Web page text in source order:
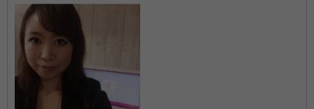
っています。 代表の松田昌訓（まつだまさくに）先生は、
琉球大学を卒業した後に東京へ上京。企業支援の仕事
に携わり、法律の重要性を実感しました。その後行政書
士に合格し、地元である読谷村に戻って事務所を開業さ
れました。気さくな人柄で地域の方からも人気があり、
これまで多くの問題解決実績を蓄積しています。
資格等： 行政書士
所属団体：沖縄県行政書士会